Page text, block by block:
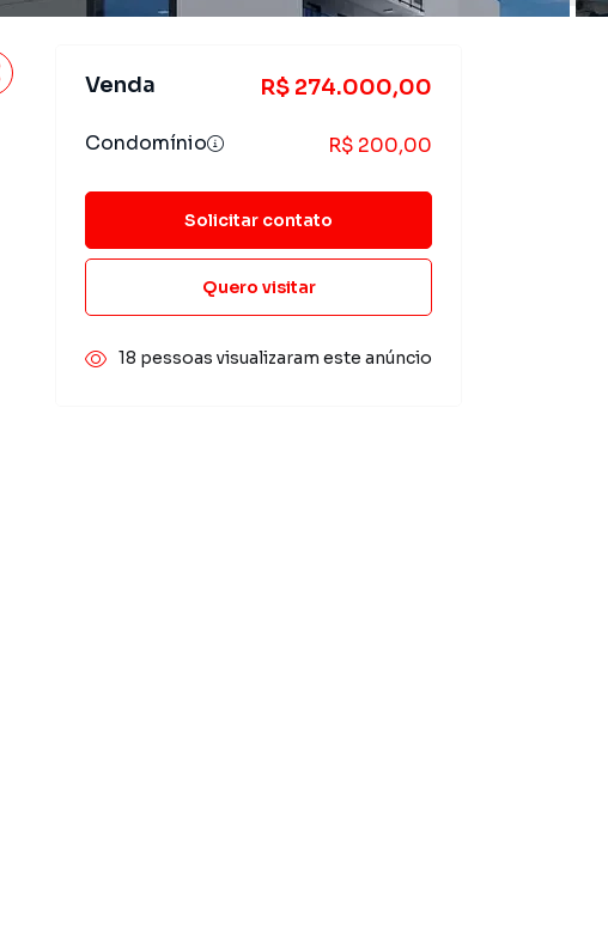
Venda R$ 274.000,00
Condomínio R$ 200,00
Solicitar contato
Quero visitar
18 pessoas visualizaram este anúncio